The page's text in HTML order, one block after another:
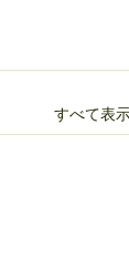
すべて表